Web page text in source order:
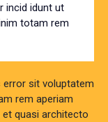
incid idunt ut
totam rem
error sit voluptatem
rem aperiam
et quasi architecto